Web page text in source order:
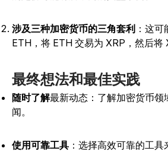
涉及三种加密货币的三角套利 ：这
ETH，将 ETH 交易为 XRP，然后将
最终想法和最佳实践
随时了解最新动态 ：了解加密货币
闻。
使用可靠工具 ：选择高效可靠的工具